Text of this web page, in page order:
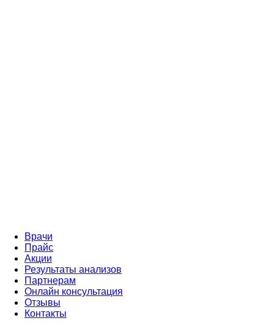
Врачи
Прайс
Акции
Результаты анализов
Партнерам
Онлайн консультация
Отзывы
Контакты